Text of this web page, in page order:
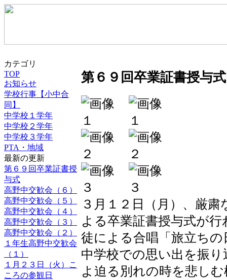
カテゴリ
TOP
お知らせ
学校行事【小中合
同】
中学校１学年
中学校２学年
中学校３学年
PTA・地域
最新の更新
第６９回卒業証書授
与式
高野中交歓会（６）
高野中交歓会（５）
高野中交歓会（４）
高野中交歓会（３）
高野中交歓会（２）
１年生高野中交歓会
（１）
１月２３日（火）こ
ころの参観日
第６９回卒業証書授与式
３月１２日（月）、厳
よる卒業証書授与式が
徒による合唱「旅立ち
中学校での思い出を振
よ迫る別れの時を悲し